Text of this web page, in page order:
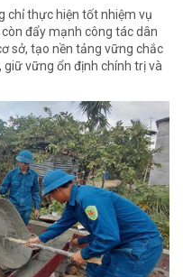
chỉ thực hiện tốt nhiệm vụ
đẩy mạnh công tác dân
sở, tạo nền tảng vững chắc
vững ổn định chính trị và